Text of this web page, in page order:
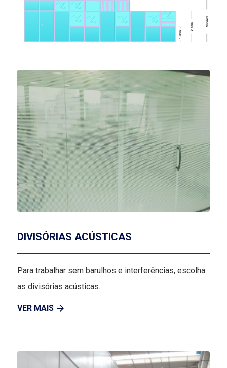
DIVISÓRIAS ACÚSTICAS
Para trabalhar sem barulhos e interferências, escolha
as divisórias acústicas.
VER MAIS